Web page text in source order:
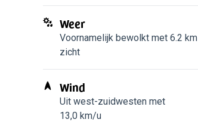
Weer
Voornamelijk bewolkt met 6.2 km
zicht
Wind
Uit west-zuidwesten met
13,0 km/u